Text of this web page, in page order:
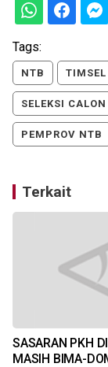
Tags:
NTB
SELEKSI
PEMPROV NTB
Terkait
SASARAN PKH
MASIH BIMA-